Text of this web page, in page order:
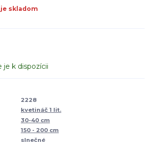
je skladom
je k dispozícii
2228
kvetináč 1 lit.
30-40 cm
150 - 200 cm
slnečné